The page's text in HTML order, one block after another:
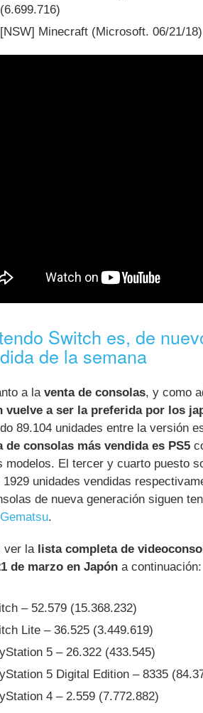
(6.699.716)
[NSW] Minecraft (Microsoft. 06/21/
Switch es, de
de la semana
a la venta de consolas, y como
vuelve a ser la preferida por los
89.104 unidades entre la versión
de consolas más vendida es PS5
modelos. El tercer y cuarto puesto
1929 unidades vendidas
de nueva generación siguen
Gematsu.
ver la lista completa de
de marzo en Japón a continuación:
– 52.579 (15.368.232)
Lite – 36.525 (3.449.619)
5 – 26.322 (433.545)
5 Digital Edition – 8335
4 – 2.559 (7.772.882)